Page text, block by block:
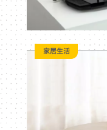
家居生活